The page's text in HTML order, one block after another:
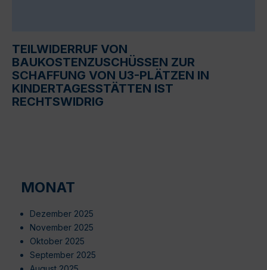
TEILWIDERRUF VON
BAUKOSTENZUSCHÜSSEN ZUR
SCHAFFUNG VON U3-PLÄTZEN IN
KINDERTAGESSTÄTTEN IST
RECHTSWIDRIG
MONAT
Dezember 2025
November 2025
Oktober 2025
September 2025